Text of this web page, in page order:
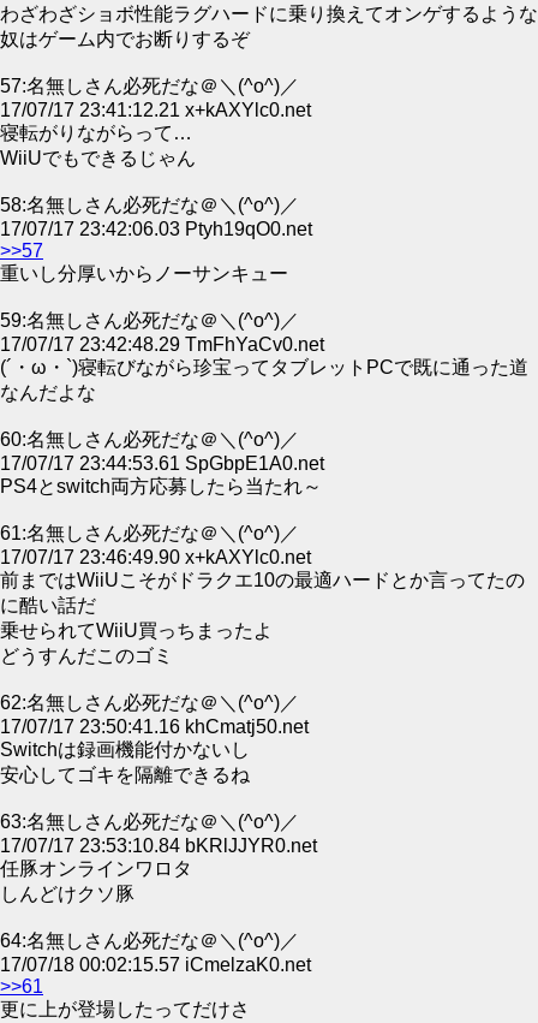
わざわざショボ性能ラグハードに乗り換えてオンゲするような
奴はゲーム内でお断りするぞ
57:名無しさん必死だな＠＼(^o^)／
17/07/17 23:41:12.21 x+kAXYlc0.net
寝転がりながらって…
WiiUでもできるじゃん
58:名無しさん必死だな＠＼(^o^)／
17/07/17 23:42:06.03 Ptyh19qO0.net
>>57
重いし分厚いからノーサンキュー
59:名無しさん必死だな＠＼(^o^)／
17/07/17 23:42:48.29 TmFhYaCv0.net
(´・ω・`)寝転びながら珍宝ってタブレットPCで既に通った道
なんだよな
60:名無しさん必死だな＠＼(^o^)／
17/07/17 23:44:53.61 SpGbpE1A0.net
PS4とswitch両方応募したら当たれ～
61:名無しさん必死だな＠＼(^o^)／
17/07/17 23:46:49.90 x+kAXYlc0.net
前まではWiiUこそがドラクエ10の最適ハードとか言ってたの
に酷い話だ
乗せられてWiiU買っちまったよ
どうすんだこのゴミ
62:名無しさん必死だな＠＼(^o^)／
17/07/17 23:50:41.16 khCmatj50.net
Switchは録画機能付かないし
安心してゴキを隔離できるね
63:名無しさん必死だな＠＼(^o^)／
17/07/17 23:53:10.84 bKRlJJYR0.net
任豚オンラインワロタ
しんどけクソ豚
64:名無しさん必死だな＠＼(^o^)／
17/07/18 00:02:15.57 iCmelzaK0.net
>>61
更に上が登場したってだけさ